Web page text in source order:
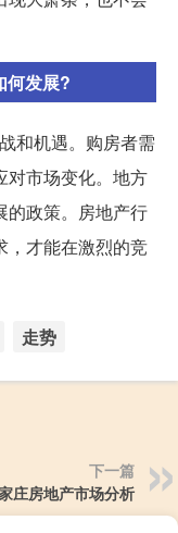
何发展?
和机遇。购房者需
对市场变化。地方
的政策。房地产行
，才能在激烈的竞
走势
下一篇
庄房地产市场分析